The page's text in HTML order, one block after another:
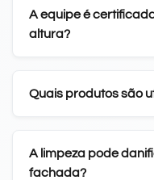
A equipe é
altura?
Quais produtos são
A limpeza pode
fachada?